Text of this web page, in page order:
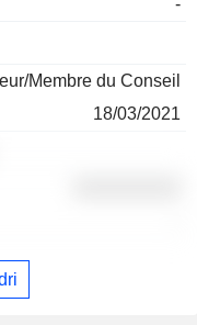
-
Membre du Conseil
18/03/2021